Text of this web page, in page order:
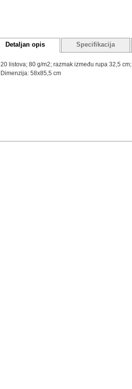
Detaljan opis Specifikacija
20 listova; 80 g/m2; razmak između rupa 32,5
Dimenzija: 58x85,5 cm